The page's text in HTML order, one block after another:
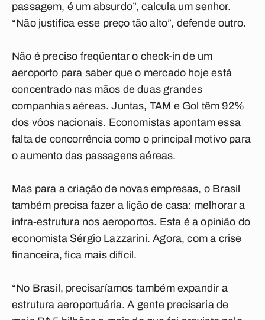
passagem, é um absurdo”, calcula um senhor.
“Não justifica esse preço tão alto”, defende outro.
Não é preciso freqüentar o check-in de um
aeroporto para saber que o mercado hoje está
concentrado nas mãos de duas grandes
companhias aéreas. Juntas, TAM e Gol têm 92%
dos vôos nacionais. Economistas apontam essa
falta de concorrência como o principal motivo para
o aumento das passagens aéreas.
Mas para a criação de novas empresas, o Brasil
também precisa fazer a lição de casa: melhorar a
infra-estrutura nos aeroportos. Esta é a opinião do
economista Sérgio Lazzarini. Agora, com a crise
financeira, fica mais difícil.
“No Brasil, precisaríamos também expandir a
estrutura aeroportuária. A gente precisaria de